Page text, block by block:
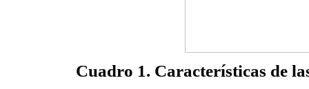
Cuadro 1. Características de